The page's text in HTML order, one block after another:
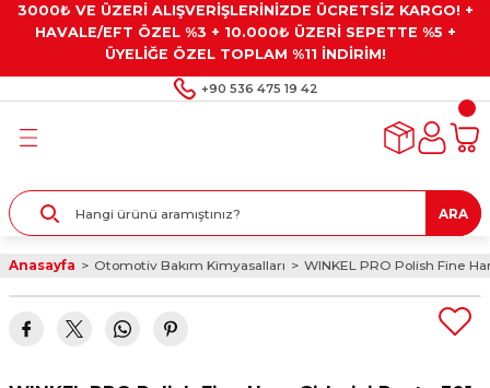
3000₺ VE ÜZERİ ALIŞVERİŞLERİNİZDE ÜCRETSİZ KARGO! +
HAVALE/EFT ÖZEL %3 + 10.000₺ ÜZERİ SEPETTE %5 +
ÜYELİĞE ÖZEL TOPLAM %11 İNDİRİM!
+90 536 475 19 42
Geri Dön
Geri Dön
Geri Dön
Gresler
Geri Dön
Alet Setleri
Geri Dön
Taşları ve
ARA
Anasayfa Otomotiv Bakım Kimyasalları WINKEL PRO Polish Fine